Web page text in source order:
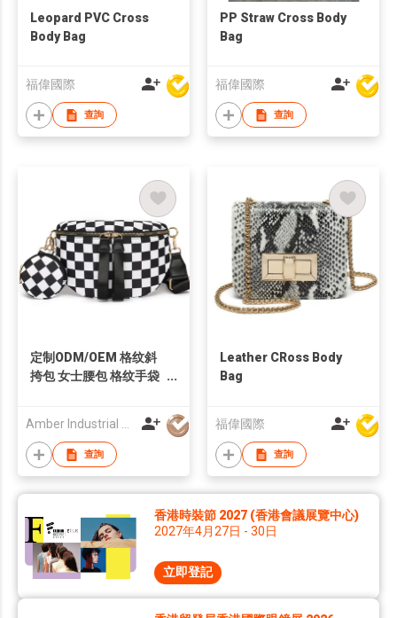
Leopard PVC Cross
Body Bag
福偉國際
查詢
PP Straw Cross Body
Bag
福偉國際
查詢
定制ODM/OEM 格纹斜
挎包 女士腰包 格纹手袋
Amber Industrial Company Limited
查詢
Leather CRoss Body
Bag
福偉國際
查詢
香港時裝節 2027 (香港會議展覽中心)
2027年4月27日 - 30日
立即登記